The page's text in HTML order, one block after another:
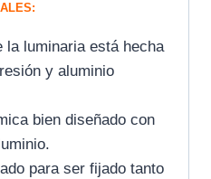
la luminaria está hecha
y aluminio
bien diseñado con
para ser fijado tanto